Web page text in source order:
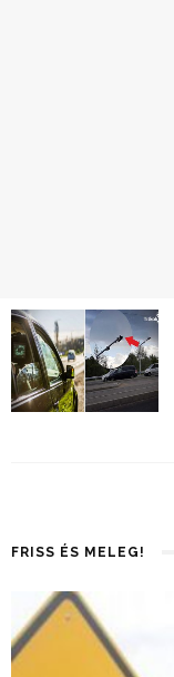
FRISS ÉS MELEG!